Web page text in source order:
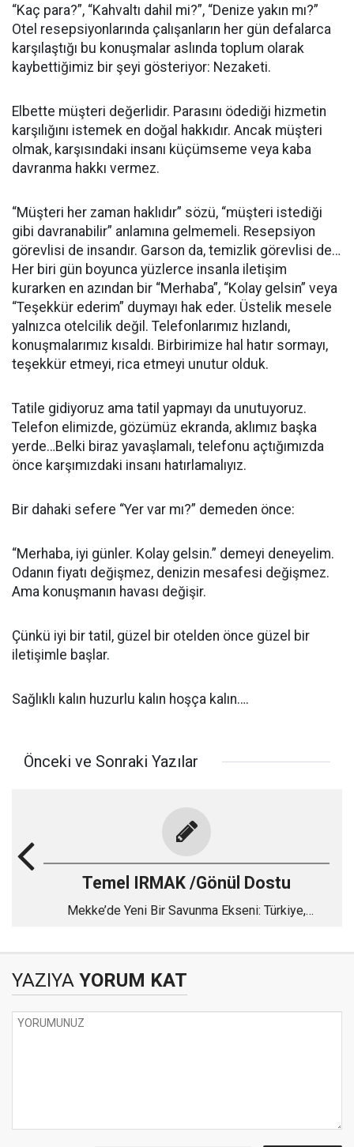
“Kaç para?”, “Kahvaltı dahil mi?”, “Denize yakın mı?”
Otel resepsiyonlarında çalışanların her gün defalarca
karşılaştığı bu konuşmalar aslında toplum olarak
kaybettiğimiz bir şeyi gösteriyor: Nezaketi.
Elbette müşteri değerlidir. Parasını ödediği hizmetin
karşılığını istemek en doğal hakkıdır. Ancak müşteri
olmak, karşısındaki insanı küçümseme veya kaba
davranma hakkı vermez.
“Müşteri her zaman haklıdır” sözü, “müşteri istediği
gibi davranabilir” anlamına gelmemeli. Resepsiyon
görevlisi de insandır. Garson da, temizlik görevlisi de…
Her biri gün boyunca yüzlerce insanla iletişim
kurarken en azından bir “Merhaba”, “Kolay gelsin” veya
“Teşekkür ederim” duymayı hak eder. Üstelik mesele
yalnızca otelcilik değil. Telefonlarımız hızlandı,
konuşmalarımız kısaldı. Birbirimize hal hatır sormayı,
teşekkür etmeyi, rica etmeyi unutur olduk.
Tatile gidiyoruz ama tatil yapmayı da unutuyoruz.
Telefon elimizde, gözümüz ekranda, aklımız başka
yerde…Belki biraz yavaşlamalı, telefonu açtığımızda
önce karşımızdaki insanı hatırlamalıyız.
Bir dahaki sefere “Yer var mı?” demeden önce:
“Merhaba, iyi günler. Kolay gelsin.” demeyi deneyelim.
Odanın fiyatı değişmez, denizin mesafesi değişmez.
Ama konuşmanın havası değişir.
Çünkü iyi bir tatil, güzel bir otelden önce güzel bir
iletişimle başlar.
Sağlıklı kalın huzurlu kalın hoşça kalın….
Önceki ve Sonraki Yazılar
Temel IRMAK /Gönül Dostu
Mekke’de Yeni Bir Savunma Ekseni: Türkiye,
YAZIYA YORUM KAT